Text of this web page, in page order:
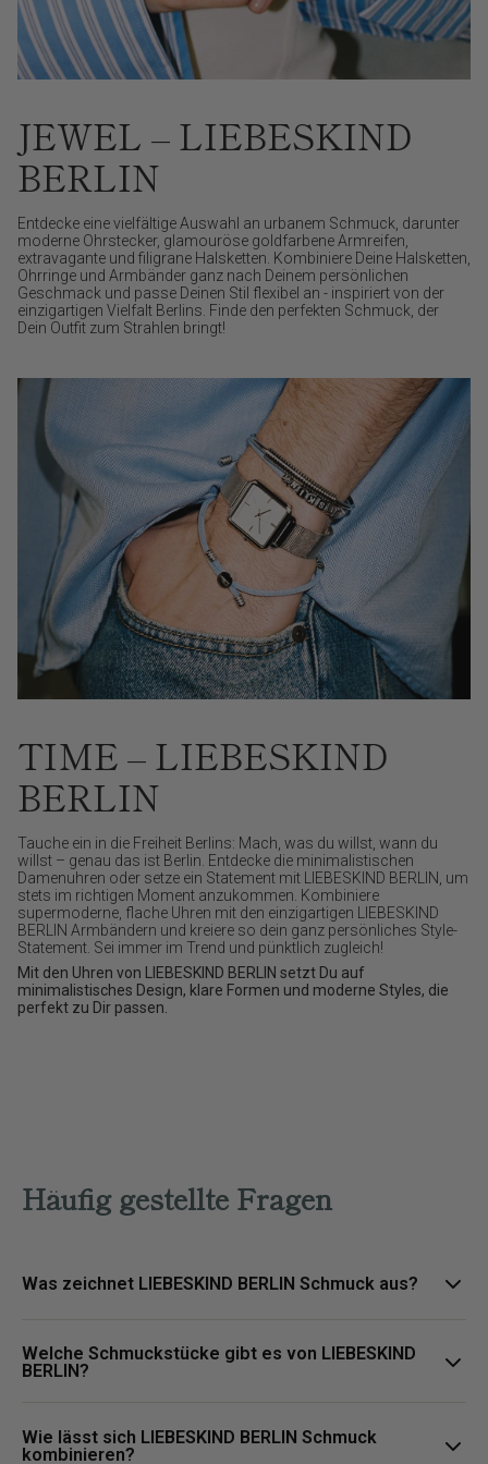
JEWEL – LIEBESKIND
BERLIN
Entdecke eine vielfältige Auswahl an urbanem Schmuck, darunter
moderne Ohrstecker, glamouröse goldfarbene Armreifen,
extravagante und filigrane Halsketten. Kombiniere Deine Halsketten,
Ohrringe und Armbänder ganz nach Deinem persönlichen
Geschmack und passe Deinen Stil flexibel an - inspiriert von der
einzigartigen Vielfalt Berlins. Finde den perfekten Schmuck, der
Dein Outfit zum Strahlen bringt!
TIME – LIEBESKIND
BERLIN
Tauche ein in die Freiheit Berlins: Mach, was du willst, wann du
willst – genau das ist Berlin. Entdecke die minimalistischen
Damenuhren oder setze ein Statement mit LIEBESKIND BERLIN, um
stets im richtigen Moment anzukommen. Kombiniere
supermoderne, flache Uhren mit den einzigartigen LIEBESKIND
BERLIN Armbändern und kreiere so dein ganz persönliches Style-
Statement. Sei immer im Trend und pünktlich zugleich!
Mit den Uhren von LIEBESKIND BERLIN setzt Du auf
minimalistisches Design, klare Formen und moderne Styles, die
perfekt zu Dir passen.
Häufig gestellte Fragen
Was zeichnet LIEBESKIND BERLIN Schmuck aus?
Formen und vielseitige Styles, die moderne Outfits stilvoll
ergänzen.
Welche Schmuckstücke gibt es von LIEBESKIND
BERLIN?
Armbänder und Ringe für Alltag, Business und besondere
Wie lässt sich LIEBESKIND BERLIN Schmuck
kombinieren?